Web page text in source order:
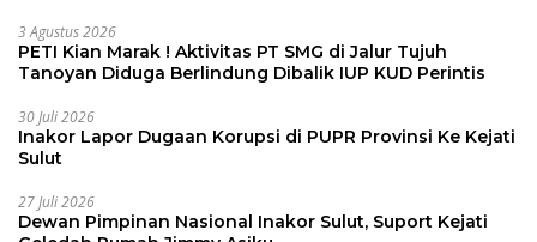
3 Agustus 2026
PETI Kian Marak ! Aktivitas PT SMG di Jalur Tujuh
Tanoyan Diduga Berlindung Dibalik IUP KUD Perintis
30 Juli 2026
Inakor Lapor Dugaan Korupsi di PUPR Provinsi Ke Kejati
Sulut
27 Juli 2026
Dewan Pimpinan Nasional Inakor Sulut, Suport Kejati